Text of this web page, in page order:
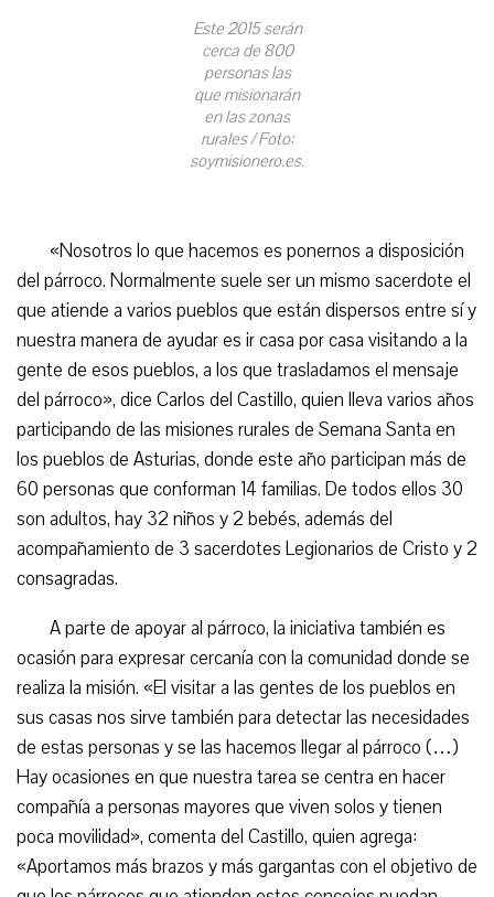
Este 2015 serán
cerca de 800
personas las
que misionarán
en las zonas
rurales / Foto:
soymisionero.es.
«Nosotros lo que hacemos es ponernos a disposición
del párroco. Normalmente suele ser un mismo sacerdote el
que atiende a varios pueblos que están dispersos entre sí y
nuestra manera de ayudar es ir casa por casa visitando a la
gente de esos pueblos, a los que trasladamos el mensaje
del párroco», dice Carlos del Castillo, quien lleva varios años
participando de las misiones rurales de Semana Santa en
los pueblos de Asturias, donde este año participan más de
60 personas que conforman 14 familias. De todos ellos 30
son adultos, hay 32 niños y 2 bebés, además del
acompañamiento de 3 sacerdotes Legionarios de Cristo y 2
consagradas.
A parte de apoyar al párroco, la iniciativa también es
ocasión para expresar cercanía con la comunidad donde se
realiza la misión. «El visitar a las gentes de los pueblos en
sus casas nos sirve también para detectar las necesidades
de estas personas y se las hacemos llegar al párroco (…)
Hay ocasiones en que nuestra tarea se centra en hacer
compañía a personas mayores que viven solos y tienen
poca movilidad», comenta del Castillo, quien agrega:
«Aportamos más brazos y más gargantas con el objetivo de